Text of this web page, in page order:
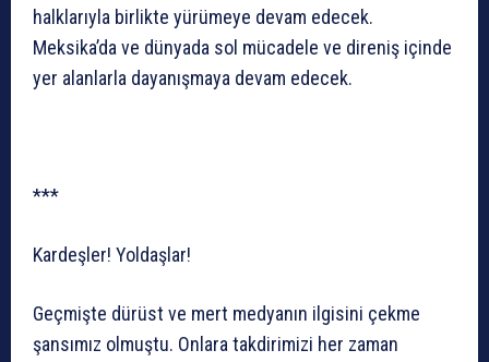
halklarıyla birlikte yürümeye devam edecek.
Meksika’da ve dünyada sol mücadele ve direniş içinde
yer alanlarla dayanışmaya devam edecek.
***
Kardeşler! Yoldaşlar!
Geçmişte dürüst ve mert medyanın ilgisini çekme
şansımız olmuştu. Onlara takdirimizi her zaman